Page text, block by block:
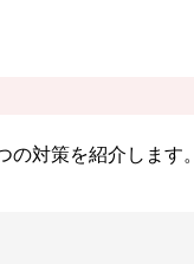
対策を紹介します。